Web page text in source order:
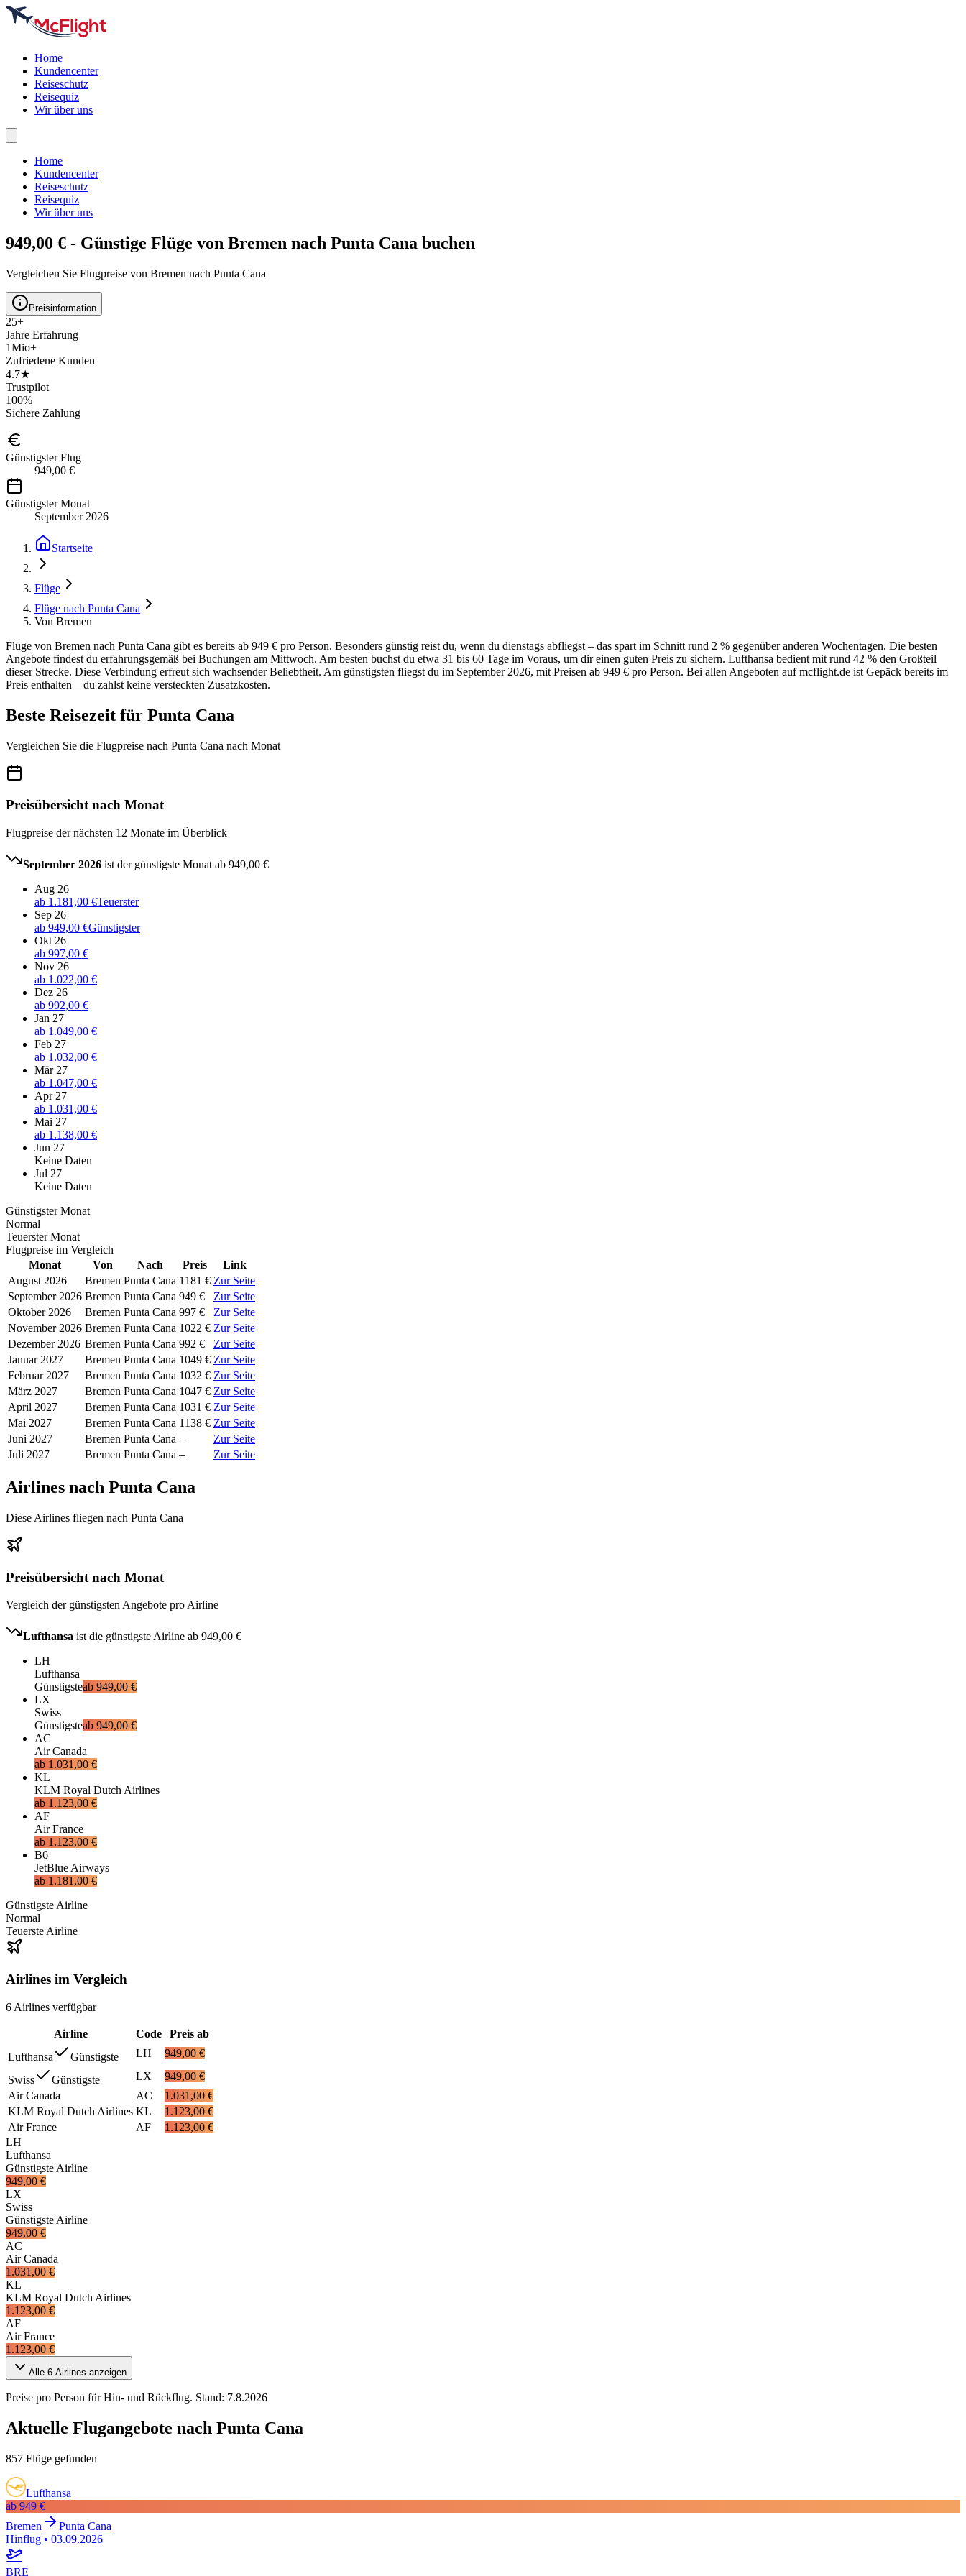
Home
Kundencenter
Reiseschutz
Reisequiz
Wir über uns
Home
Kundencenter
Reiseschutz
Reisequiz
Wir über uns
949,00 € - Günstige Flüge von Bremen nach Punta Cana buchen
Vergleichen Sie Flugpreise von Bremen nach Punta Cana
Preisinformation
25+
Jahre Erfahrung
1Mio+
Zufriedene Kunden
4.7★
Trustpilot
100%
Sichere Zahlung
Günstigster Flug
949,00 €
Günstigster Monat
September 2026
Startseite
Flüge
Flüge nach Punta Cana
Von Bremen
Flüge von Bremen nach Punta Cana gibt es bereits ab 949 € pro Person. Besonders günstig reist du, wenn du dienstags abfliegst – das spart im Schnitt rund 2 % gegenüber anderen Wochentagen. Die besten
Angebote findest du erfahrungsgemäß bei Buchungen am Mittwoch. Am besten buchst du etwa 31 bis 60 Tage im Voraus, um dir einen guten Preis zu sichern. Lufthansa bedient mit rund 42 % den Großteil
dieser Strecke. Diese Verbindung erfreut sich wachsender Beliebtheit. Am günstigsten fliegst du im September 2026, mit Preisen ab 949 € pro Person. Bei allen Angeboten auf mcflight.de ist Gepäck bereits im
Preis enthalten – du zahlst keine versteckten Zusatzkosten.
Beste Reisezeit für Punta Cana
Vergleichen Sie die Flugpreise nach Punta Cana nach Monat
Preisübersicht nach Monat
Flugpreise der nächsten 12 Monate im Überblick
September 2026 ist der günstigste Monat ab 949,00 €
Aug 26
ab 1.181,00 €Teuerster
Sep 26
ab 949,00 €Günstigster
Okt 26
ab 997,00 €
Nov 26
ab 1.022,00 €
Dez 26
ab 992,00 €
Jan 27
ab 1.049,00 €
Feb 27
ab 1.032,00 €
Mär 27
ab 1.047,00 €
Apr 27
ab 1.031,00 €
Mai 27
ab 1.138,00 €
Jun 27
Keine Daten
Jul 27
Keine Daten
Günstigster Monat
Normal
Teuerster Monat
Flugpreise im Vergleich
Monat
Von Nach Preis
Link
August 2026
Bremen Punta Cana 1181 € Zur Seite
September 2026 Bremen Punta Cana 949 €
Zur Seite
Oktober 2026
Bremen Punta Cana 997 €
Zur Seite
November 2026 Bremen Punta Cana 1022 € Zur Seite
Dezember 2026 Bremen Punta Cana 992 €
Zur Seite
Januar 2027
Bremen Punta Cana 1049 € Zur Seite
Februar 2027
Bremen Punta Cana 1032 € Zur Seite
März 2027
Bremen Punta Cana 1047 € Zur Seite
April 2027
Bremen Punta Cana 1031 € Zur Seite
Mai 2027
Bremen Punta Cana 1138 € Zur Seite
Juni 2027
Bremen Punta Cana –
Zur Seite
Juli 2027
Bremen Punta Cana – Zur Seite
Airlines nach Punta Cana
Diese Airlines fliegen nach Punta Cana
Preisübersicht nach Monat
Vergleich der günstigsten Angebote pro Airline
Lufthansa ist die günstigste Airline ab 949,00 €
LH
Lufthansa
Günstigsteab 949,00 €
LX
Swiss
Günstigsteab 949,00 €
AC
Air Canada
ab 1.031,00 €
KL
KLM Royal Dutch Airlines
ab 1.123,00 €
AF
Air France
ab 1.123,00 €
B6
JetBlue Airways
ab 1.181,00 €
Günstigste Airline
Normal
Teuerste Airline
Airlines im Vergleich
6 Airlines verfügbar
Airline Code
Preis ab
Lufthansa
Günstigste LH 949,00 €
Swiss Günstigste LX
949,00 €
Air Canada
AC
1.031,00 €
KLM Royal Dutch Airlines KL
1.123,00 €
Air France
AF
1.123,00 €
LH
Lufthansa
Günstigste Airline
949,00 €
LX
Swiss
Günstigste Airline
949,00 €
AC
Air Canada
1.031,00 €
KL
KLM Royal Dutch Airlines
1.123,00 €
AF
Air France
1.123,00 €
Alle 6 Airlines anzeigen
Preise pro Person für Hin- und Rückflug. Stand: 7.8.2026
Aktuelle Flugangebote nach Punta Cana
857 Flüge gefunden
Lufthansa
ab 949 €
Bremen
Punta Cana
Hinflug • 03.09.2026
BRE